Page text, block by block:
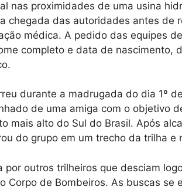
nas proximidades de uma usina
chegada das autoridades antes de
médica. A pedido das equipes
completo e data de nascimento,
durante a madrugada do dia 1º
de uma amiga com o objetivo
mais alto do Sul do Brasil. Após
do grupo em um trecho da trilha e
por outros trilheiros que desciam
Corpo de Bombeiros. As buscas se